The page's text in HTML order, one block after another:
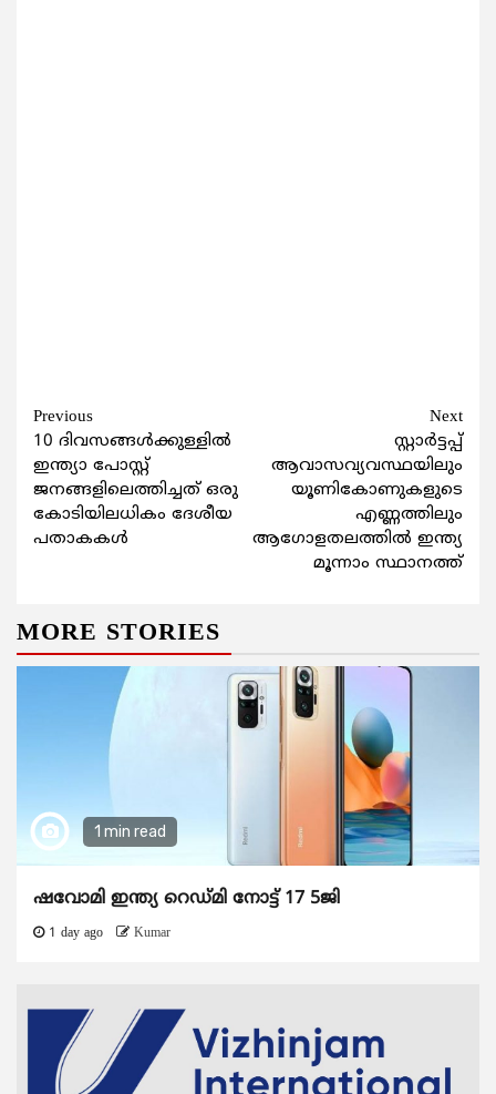
Continue
Reading
Previous
10 ദിവസങ്ങൾക്കുള്ളിൽ
ഇന്ത്യാ പോസ്റ്റ്
ജനങ്ങളിലെത്തിച്ചത് ഒരു
കോടിയിലധികം ദേശീയ
പതാകകൾ
Next
സ്റ്റാർട്ടപ്പ്
ആവാസവ്യവസ്ഥയിലും
യൂണികോണുകളുടെ
എണ്ണത്തിലും
ആഗോളതലത്തിൽ ഇന്ത്യ
മൂന്നാം സ്ഥാനത്ത്
MORE STORIES
1 min read
ഷവോമി ഇന്ത്യ റെഡ്മി നോട്ട് 17 5ജി
1 day ago Kumar